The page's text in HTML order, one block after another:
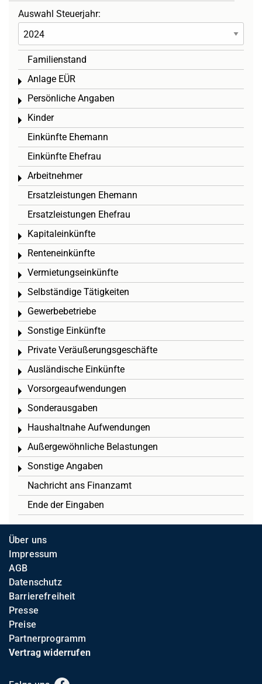
Auswahl Steuerjahr:
Familienstand
Anlage EÜR
Toggle menu
Persönliche Angaben
Toggle menu
Kinder
Toggle menu
Einkünfte Ehemann
Einkünfte Ehefrau
Arbeitnehmer
Toggle menu
Ersatzleistungen Ehemann
Ersatzleistungen Ehefrau
Kapitaleinkünfte
Toggle menu
Renteneinkünfte
Toggle menu
Vermietungseinkünfte
Toggle menu
Selbständige Tätigkeiten
Toggle menu
Gewerbebetriebe
Toggle menu
Sonstige Einkünfte
Toggle menu
Private Veräußerungsgeschäfte
Toggle menu
Ausländische Einkünfte
Toggle menu
Vorsorgeaufwendungen
Toggle menu
Sonderausgaben
Toggle menu
Haushaltnahe Aufwendungen
Toggle menu
Außergewöhnliche Belastungen
Toggle menu
Sonstige Angaben
Toggle menu
Nachricht ans Finanzamt
Ende der Eingaben
Über uns
Impressum
AGB
Datenschutz
Barrierefreiheit
Presse
Preise
Partnerprogramm
Vertrag widerrufen